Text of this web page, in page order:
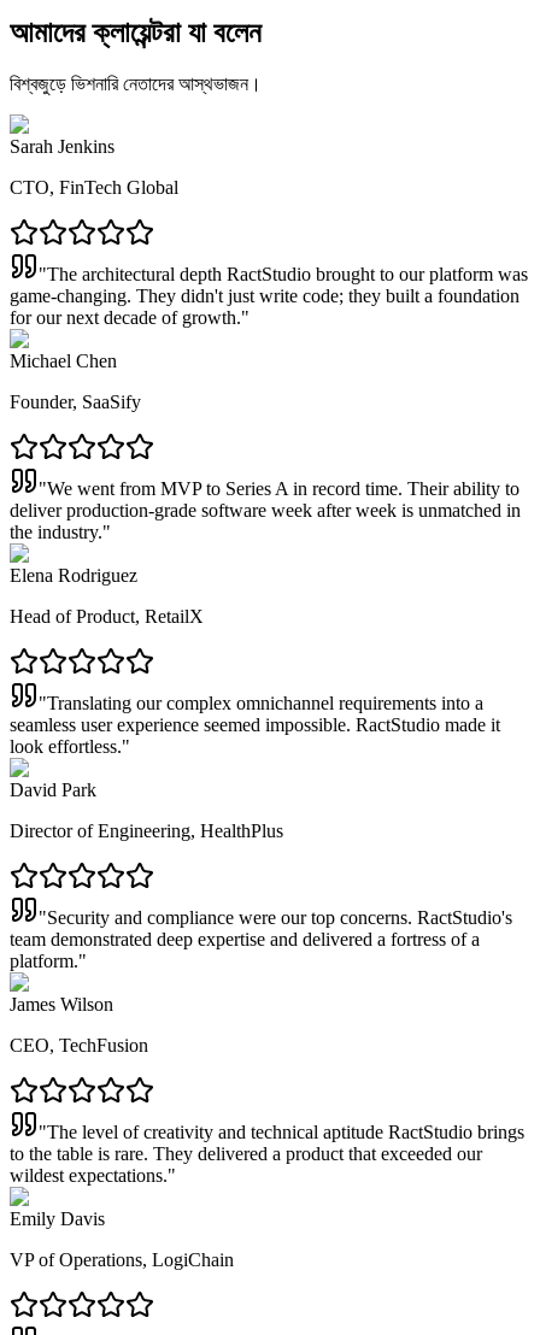
আমাদের ক্লায়েন্টরা যা বলেন
বিশ্বজুড়ে ভিশনারি নেতাদের আস্থভাজন।
Sarah Jenkins
CTO, FinTech Global
"The architectural depth RactStudio brought to our platform was
game-changing. They didn't just write code; they built a foundation
for our next decade of growth."
Michael Chen
Founder, SaaSify
"We went from MVP to Series A in record time. Their ability to
deliver production-grade software week after week is unmatched in
the industry."
Elena Rodriguez
Head of Product, RetailX
"Translating our complex omnichannel requirements into a
seamless user experience seemed impossible. RactStudio made it
look effortless."
David Park
Director of Engineering, HealthPlus
"Security and compliance were our top concerns. RactStudio's
team demonstrated deep expertise and delivered a fortress of a
platform."
James Wilson
CEO, TechFusion
"The level of creativity and technical aptitude RactStudio brings
to the table is rare. They delivered a product that exceeded our
wildest expectations."
Emily Davis
VP of Operations, LogiChain